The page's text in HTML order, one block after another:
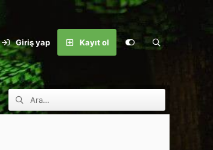
Giriş yap Kayıt ol